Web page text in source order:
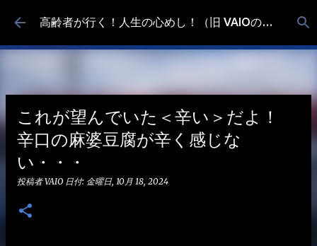
スキップしてメイン コンテンツに移動 高齢者が行く！人生の心めし！（旧 VAIOの食べ歩き）
これが望んでいた＜辛い＞だよ！
辛口の麻婆豆腐が辛く感じな
い・・・
投稿者VAIO 日付: 金曜日, 10月 18, 2024